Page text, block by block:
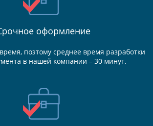
оформление
поэтому среднее время разработки
в нашей компании – 30 минут.